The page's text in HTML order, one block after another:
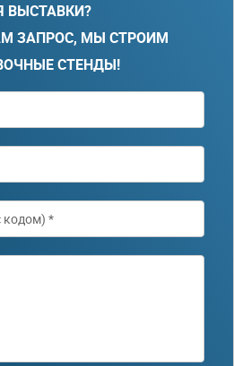
ВЫСТАВКИ?
ЗАПРОС, МЫ СТРОИМ
СТЕНДЫ!